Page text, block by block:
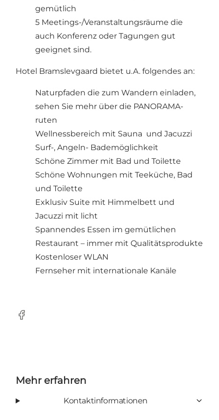
gemütlich
5 Meetings-/Veranstaltungsräume die
auch Konferenz oder Tagungen gut
geeignet sind.
Hotel Bramslevgaard bietet u.A. folgendes an:
Naturpfaden die zum Wandern einladen,
sehen Sie mehr über die PANORAMA-
ruten
Wellnessbereich mit Sauna und Jacuzzi
Surf-, Angeln- Bademöglichkeit
Schöne Zimmer mit Bad und Toilette
Schöne Wohnungen mit Teeküche, Bad
und Toilette
Exklusiv Suite mit Himmelbett und
Jacuzzi mit licht
Spannendes Essen im gemütlichen
Restaurant – immer mit Qualitätsprodukte
Kostenloser WLAN
Fernseher mit internationale Kanäle
Facebook
Mehr erfahren
Kontaktinformationen